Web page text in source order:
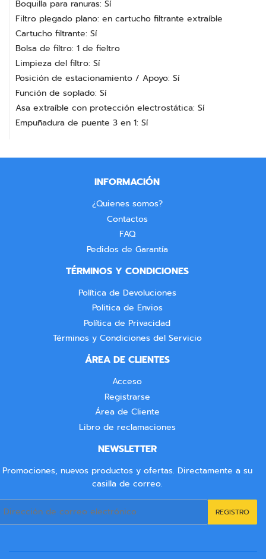
Boquilla para ranuras: Sí
Filtro plegado plano: en cartucho filtrante extraíble
Cartucho filtrante: Sí
Bolsa de filtro: 1 de fieltro
Limpieza del filtro: Sí
Posición de estacionamiento / Apoyo: Sí
Función de soplado: Sí
Asa extraíble con protección electrostática: Sí
Empuñadura de puente 3 en 1: Sí
INFORMACIÓN
¿Quienes somos?
Contactos
FAQ
Pedidos de Garantía
TÉRMINOS Y CONDICIONES
Política de Devoluciones
Politica de Envios
Política de Privacidad
Términos y Condiciones del Servicio
ÁREA DE CLIENTES
Acceso
Registrarse
Área de Cliente
Libro de reclamaciones
NEWSLETTER
Promociones, nuevos productos y ofertas. Directamente a su
casilla de correo.
REGISTRO